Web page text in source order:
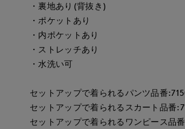
I.T.'S.international
那覇メインプレイスI.T.'S.international
kaori
那覇メインプレイス
157
cm
・裏地あり(背抜き)
・ポケットあり
・内ポケットあり
・ストレッチあり
・水洗い可
セットアップで着られるパンツ品番
セットアップで着られるスカート品番
セットアップで着られるワンピース品番